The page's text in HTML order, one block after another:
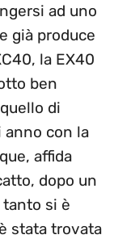
ad uno
già produce
la EX40
ben
di
anno con la
affida
dopo un
si è
stata trovata